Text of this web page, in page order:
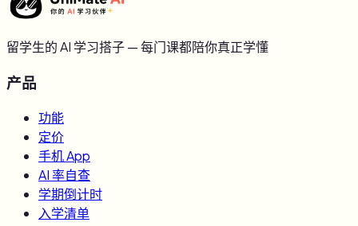
留学生的 AI 学习搭子 — 每门课都陪你真正学懂
产品
功能
定价
手机 App
AI 率自查
学期倒计时
入学清单